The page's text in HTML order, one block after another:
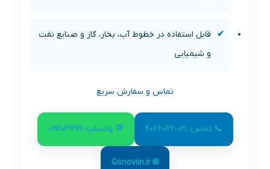
قابل استفاده در خطوط آب، بخار، گاز و صنایع نفت
و شیمیایی
تماس و سفارش سریع
📞 تماس: 021-40660122 💬 واتساپ: 09120312119
🌐 Gsnoviin.ir